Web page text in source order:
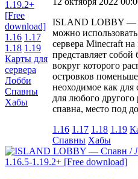
1.16 1.17
1.18 1.19
Карты для
сервера
Лобби
Спавны
Хабы
ISLAND LOBBY —
можно
сервера Minecraft
представляет
вокруг которого
островков
неоходимое как
для любого другого
спавна, место под
1.16 1.17 1.18 1.19
Спавны Хабы